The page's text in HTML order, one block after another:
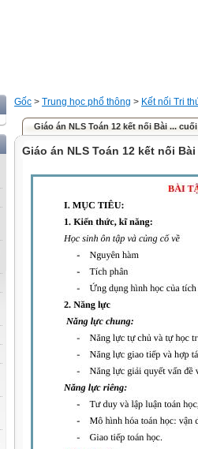
Gốc > Trung học phổ thông > Kết nối Tri
Giáo án NLS Toán 12 kết nối Bài ...
Giáo án NLS Toán 12 kết nối